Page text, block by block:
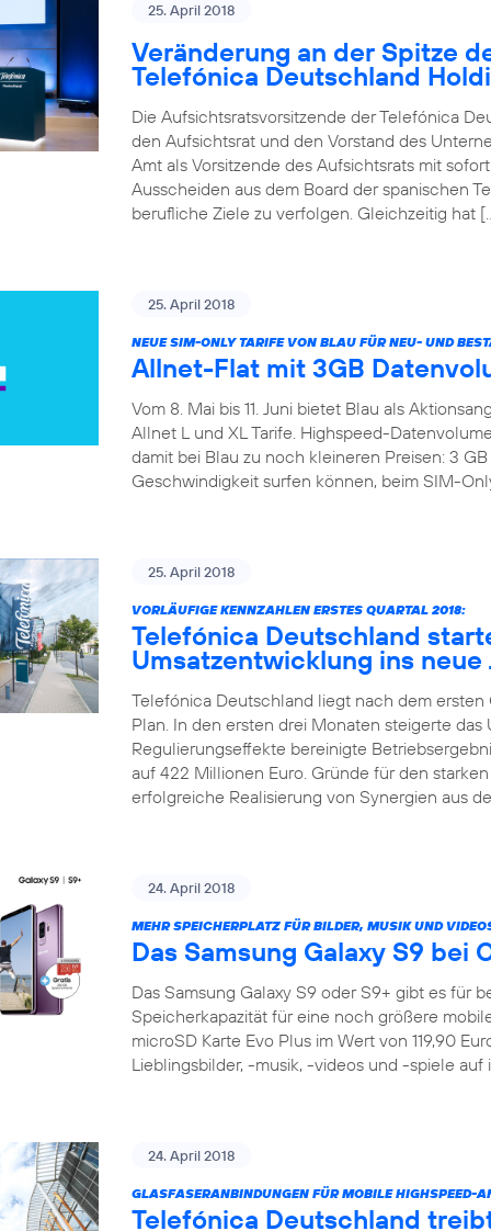
25. April 2018
Veränderung an der Spitze
Telefónica Deutschland
Die Aufsichtsratsvorsitzende der Telefónica
den Aufsichtsrat und den Vorstand des
Amt als Vorsitzende des Aufsichtsrats mit
Ausscheiden aus dem Board der spanischen
berufliche Ziele zu verfolgen. Gleichzeitig hat
25. April 2018
NEUE SIM-ONLY TARIFE VON BLAU FÜR NEU- UND
Allnet-Flat mit 3GB
Vom 8. Mai bis 11. Juni bietet Blau als
Allnet L und XL Tarife. Highspeed-
damit bei Blau zu noch kleineren Preisen: 3
Geschwindigkeit surfen können, beim SIM-
25. April 2018
VORLÄUFIGE KENNZAHLEN ERSTES QUARTAL 2018:
Telefónica Deutschland
Umsatzentwicklung ins neue
Telefónica Deutschland liegt nach dem
Plan. In den ersten drei Monaten steigerte
Regulierungseffekte bereinigte
auf 422 Millionen Euro. Gründe für den
erfolgreiche Realisierung von Synergien aus
24. April 2018
MEHR SPEICHERPLATZ FÜR BILDER, MUSIK UND
Das Samsung Galaxy S9 bei
Das Samsung Galaxy S9 oder S9+ gibt es für
Speicherkapazität für eine noch größere
microSD Karte Evo Plus im Wert von 119,90
Lieblingsbilder, -musik, -videos und -spiele auf
24. April 2018
GLASFASERANBINDUNGEN FÜR MOBILE HIGHSPEED-
Telefónica Deutschland